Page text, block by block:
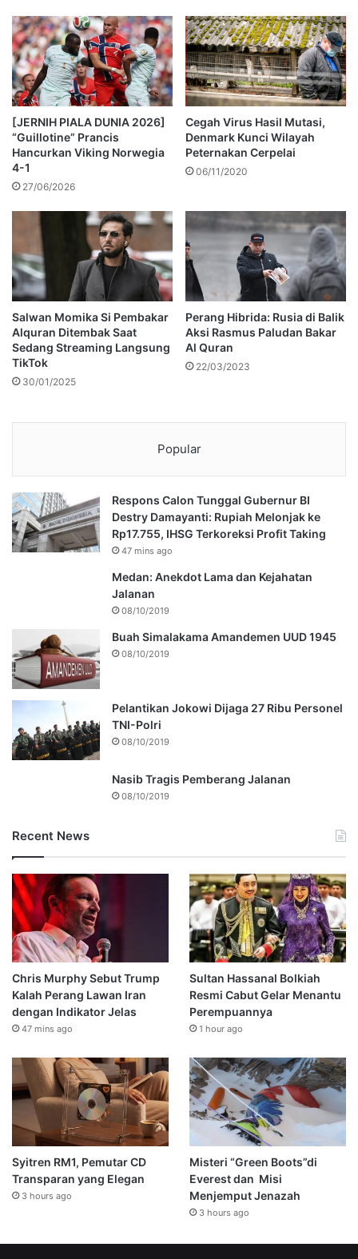
[JERNIH PIALA DUNIA 2026]
“Guillotine” Prancis
Hancurkan Viking Norwegia
4-1
27/06/2026
Cegah Virus Hasil Mutasi,
Denmark Kunci Wilayah
Peternakan Cerpelai
06/11/2020
Salwan Momika Si Pembakar
Alquran Ditembak Saat
Sedang Streaming Langsung
TikTok
30/01/2025
Perang Hibrida: Rusia di Balik
Aksi Rasmus Paludan Bakar
Al Quran
22/03/2023
Popular
Respons Calon Tunggal Gubernur BI
Destry Damayanti: Rupiah Melonjak ke
Rp17.755, IHSG Terkoreksi Profit Taking
47 mins ago
Medan: Anekdot Lama dan Kejahatan
Jalanan
08/10/2019
Buah Simalakama Amandemen UUD 1945
08/10/2019
Pelantikan Jokowi Dijaga 27 Ribu Personel
TNI-Polri
08/10/2019
Nasib Tragis Pemberang Jalanan
08/10/2019
Recent News
Chris Murphy Sebut Trump
Kalah Perang Lawan Iran
dengan Indikator Jelas
47 mins ago
Sultan Hassanal Bolkiah
Resmi Cabut Gelar Menantu
Perempuannya
1 hour ago
Syitren RM1, Pemutar CD
Transparan yang Elegan
3 hours ago
Misteri “Green Boots”di
Everest dan Misi
Menjemput Jenazah
3 hours ago